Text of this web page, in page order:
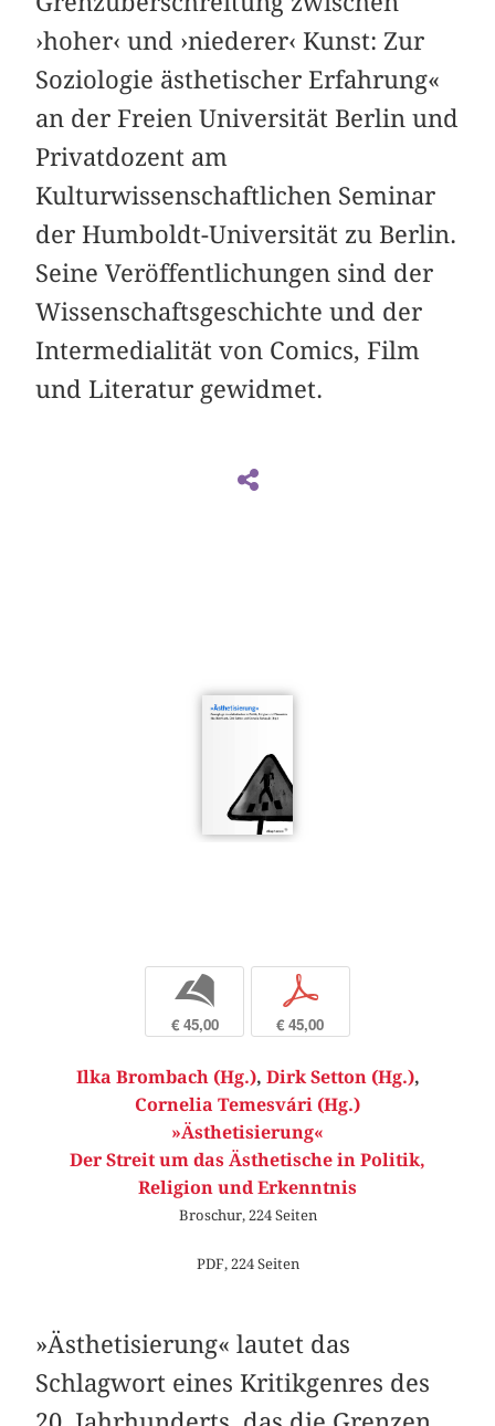
›hoher‹ und ›niederer‹ Kunst: Zur
Soziologie ästhetischer Erfahrung«
an der Freien Universität Berlin und
Privatdozent am
Kulturwissenschaftlichen Seminar
der Humboldt-Universität zu Berlin.
Seine Veröffentlichungen sind der
Wissenschaftsgeschichte und der
Intermedialität von Comics, Film
und Literatur gewidmet.
b
€ 45,00
p
€ 45,00
Ilka Brombach (Hg.), Dirk Setton (Hg.),
Cornelia Temesvári (Hg.)
»Ästhetisierung«
Der Streit um das Ästhetische in Politik,
Religion und Erkenntnis
Broschur, 224 Seiten
PDF, 224 Seiten
»Ästhetisierung« lautet das
Schlagwort eines K­ritikgenres des